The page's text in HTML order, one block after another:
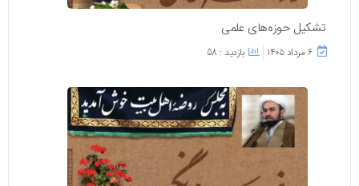
تشکیل حوزه‌های علمی
۶ مرداد ۱۴۰۵ بازدید : 58